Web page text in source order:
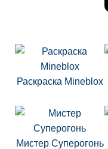
Раскраска Mineblox
Мистер Суперогонь